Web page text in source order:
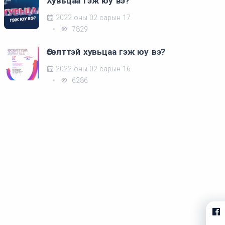
2022 оны 02 сарын 17
7829
Өсөлттэй хувьцаа гэж юу вэ?
2022 оны 02 сарын 16
6286